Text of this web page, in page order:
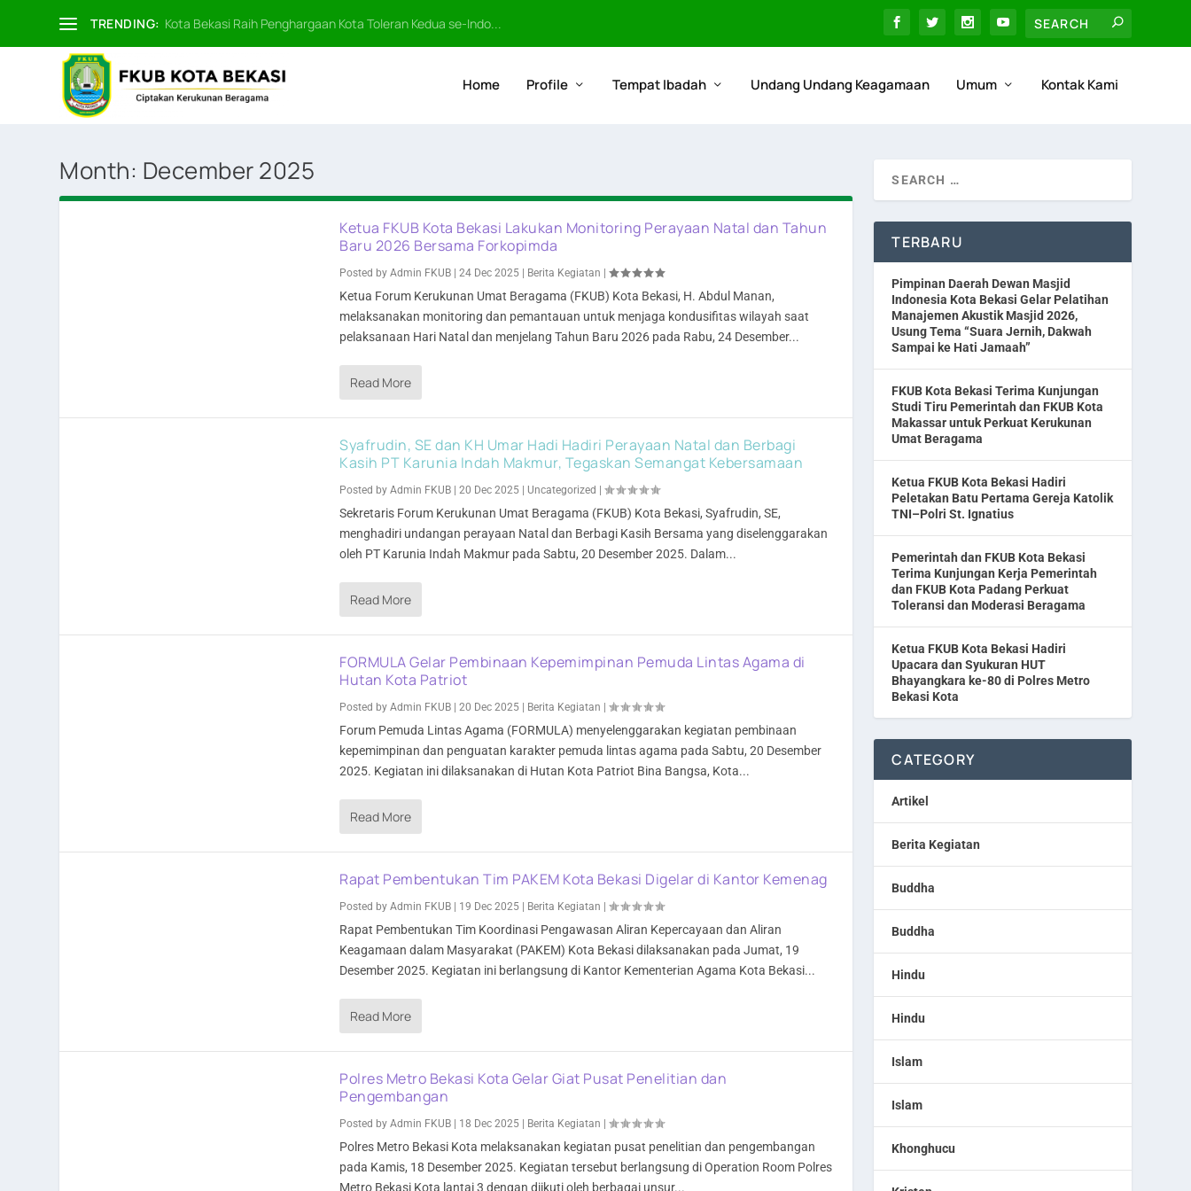
TRENDING: Kota Bekasi Raih Penghargaan Kota Toleran Kedua se-Indo...
Home Profile Tempat Ibadah Undang Undang Keagamaan Umum Kontak Kami
Month: December 2025
Ketua FKUB Kota Bekasi Lakukan Monitoring Perayaan Natal dan Tahun
Baru 2026 Bersama Forkopimda
Posted byAdmin FKUB |24 Dec 2025 Berita Kegiatan |
Ketua Forum Kerukunan Umat Beragama (FKUB) Kota Bekasi, H. Abdul Manan,
melaksanakan monitoring dan pemantauan untuk menjaga kondusifitas wilayah saat
pelaksanaan Hari Natal dan menjelang Tahun Baru 2026 pada Rabu, 24 Desember...
Read More
Syafrudin, SE dan KH Umar Hadi Hadiri Perayaan Natal dan Berbagi
Kasih PT Karunia Indah Makmur, Tegaskan Semangat Kebersamaan
Posted byAdmin FKUB |20 Dec 2025 Uncategorized |
Sekretaris Forum Kerukunan Umat Beragama (FKUB) Kota Bekasi, Syafrudin, SE,
menghadiri undangan perayaan Natal dan Berbagi Kasih Bersama yang diselenggarakan
oleh PT Karunia Indah Makmur pada Sabtu, 20 Desember 2025. Dalam...
Read More
FORMULA Gelar Pembinaan Kepemimpinan Pemuda Lintas Agama di
Hutan Kota Patriot
Posted byAdmin FKUB |20 Dec 2025 Berita Kegiatan |
Forum Pemuda Lintas Agama (FORMULA) menyelenggarakan kegiatan pembinaan
kepemimpinan dan penguatan karakter pemuda lintas agama pada Sabtu, 20 Desember
2025. Kegiatan ini dilaksanakan di Hutan Kota Patriot Bina Bangsa, Kota...
Read More
Rapat Pembentukan Tim PAKEM Kota Bekasi Digelar di Kantor Kemenag
Posted byAdmin FKUB 19 Dec 2025 Berita Kegiatan |
Rapat Pembentukan Tim Koordinasi Pengawasan Aliran Kepercayaan dan Aliran
Keagamaan dalam Masyarakat (PAKEM) Kota Bekasi dilaksanakan pada Jumat, 19
Desember 2025. Kegiatan ini berlangsung di Kantor Kementerian Agama Kota Bekasi...
Read More
Polres Metro Bekasi Kota Gelar Giat Pusat Penelitian dan
Pengembangan
Posted byAdmin FKUB 18 Dec 2025 Berita Kegiatan |
Polres Metro Bekasi Kota melaksanakan kegiatan pusat penelitian dan pengembangan
pada Kamis, 18 Desember 2025. Kegiatan tersebut berlangsung di Operation Room Polres
Metro Bekasi Kota lantai 3 dengan diikuti oleh berbagai unsur...
TERBARU
Pimpinan Daerah Dewan Masjid
Indonesia Kota Bekasi Gelar Pelatihan
Manajemen Akustik Masjid 2026,
Usung Tema “Suara Jernih, Dakwah
Sampai ke Hati Jamaah”
FKUB Kota Bekasi Terima Kunjungan
Studi Tiru Pemerintah dan FKUB Kota
Makassar untuk Perkuat Kerukunan
Umat Beragama
Ketua FKUB Kota Bekasi Hadiri
Peletakan Batu Pertama Gereja Katolik
TNI–Polri St. Ignatius
Pemerintah dan FKUB Kota Bekasi
Terima Kunjungan Kerja Pemerintah
dan FKUB Kota Padang Perkuat
Toleransi dan Moderasi Beragama
Ketua FKUB Kota Bekasi Hadiri
Upacara dan Syukuran HUT
Bhayangkara ke-80 di Polres Metro
Bekasi Kota
CATEGORY
Artikel
Berita Kegiatan
Buddha
Buddha
Hindu
Hindu
Islam
Islam
Khonghucu